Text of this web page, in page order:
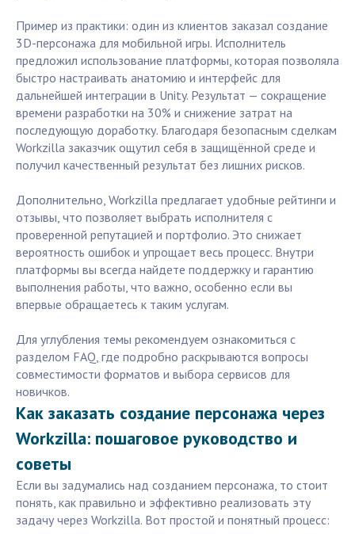
Пример из практики: один из клиентов заказал создание
3D-персонажа для мобильной игры. Исполнитель
предложил использование платформы, которая позволяла
быстро настраивать анатомию и интерфейс для
дальнейшей интеграции в Unity. Результат — сокращение
времени разработки на 30% и снижение затрат на
последующую доработку. Благодаря безопасным сделкам
Workzilla заказчик ощутил себя в защищённой среде и
получил качественный результат без лишних рисков.
Дополнительно, Workzilla предлагает удобные рейтинги и
отзывы, что позволяет выбрать исполнителя с
проверенной репутацией и портфолио. Это снижает
вероятность ошибок и упрощает весь процесс. Внутри
платформы вы всегда найдете поддержку и гарантию
выполнения работы, что важно, особенно если вы
впервые обращаетесь к таким услугам.
Для углубления темы рекомендуем ознакомиться с
разделом FAQ, где подробно раскрываются вопросы
совместимости форматов и выбора сервисов для
новичков.
Как заказать создание персонажа через
Workzilla: пошаговое руководство и
советы
Если вы задумались над созданием персонажа, то стоит
понять, как правильно и эффективно реализовать эту
задачу через Workzilla. Вот простой и понятный процесс: